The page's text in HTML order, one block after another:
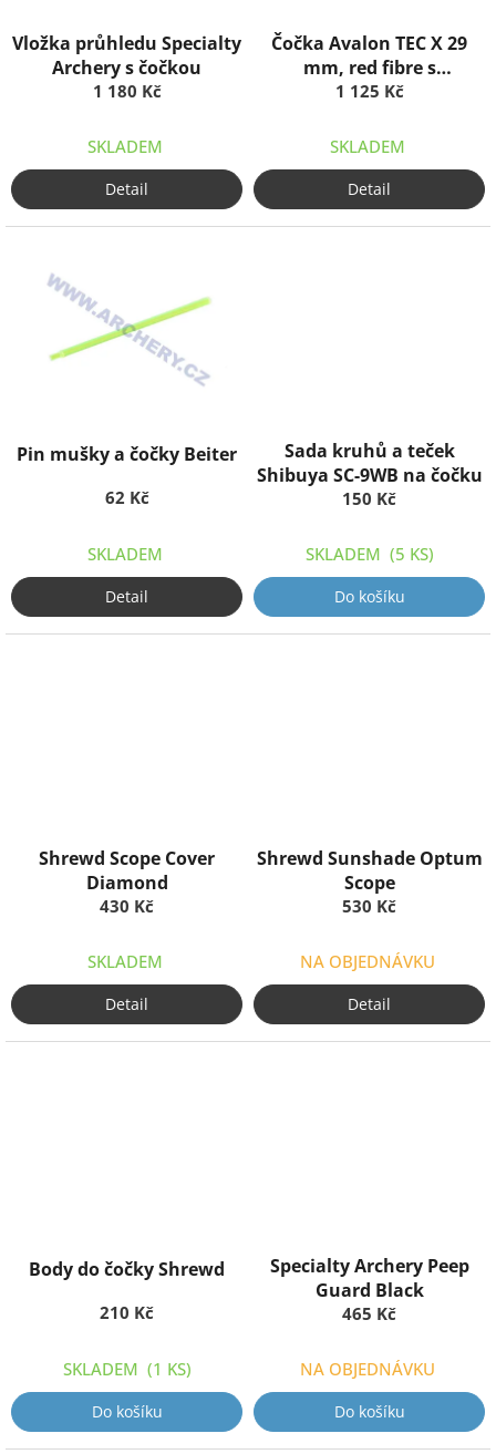
d
Vložka průhledu Specialty
Archery s čočkou
1 180 Kč
SKLADEM
Detail
Čočka Avalon TEC X 29
mm, red fibre s
housingem
1 125 Kč
SKLADEM
Detail
Pin mušky a čočky Beiter
62 Kč
SKLADEM
Detail
Sada kruhů a teček
Shibuya SC-9WB na čočku
150 Kč
SKLADEM (5 KS)
Do košíku
Shrewd Scope Cover
Diamond
430 Kč
SKLADEM
Detail
Shrewd Sunshade Optum
Scope
530 Kč
NA OBJEDNÁVKU
Detail
Body do čočky Shrewd
210 Kč
SKLADEM (1 KS)
Do košíku
Specialty Archery Peep
Guard Black
465 Kč
NA OBJEDNÁVKU
Do košíku